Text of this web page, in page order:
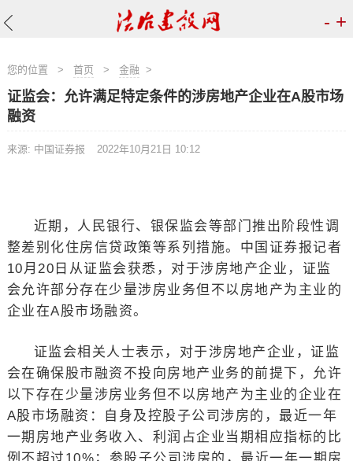
- +
您的位置 > 首页 > 金融 >
证监会：允许满足特定条件的涉房地产企业在A股市场
融资
来源: 中国证券报 2022年10月21日 10:12
近期，人民银行、银保监会等部门推出阶段性调
整差别化住房信贷政策等系列措施。中国证券报记者
10月20日从证监会获悉，对于涉房地产企业，证监
会允许部分存在少量涉房业务但不以房地产为主业的
企业在A股市场融资。
证监会相关人士表示，对于涉房地产企业，证监
会在确保股市融资不投向房地产业务的前提下，允许
以下存在少量涉房业务但不以房地产为主业的企业在
A股市场融资：自身及控股子公司涉房的，最近一年
一期房地产业务收入、利润占企业当期相应指标的比